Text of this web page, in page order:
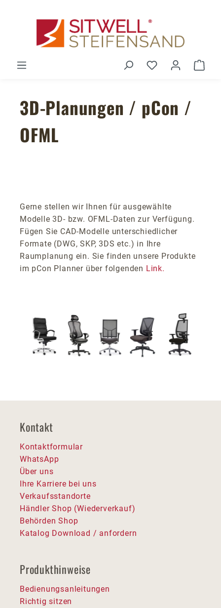
Du hast 0
3D-Planungen / pCon /
OFML
Gerne stellen wir Ihnen für ausgewählte
Modelle 3D- bzw. OFML-Daten zur Verfügung.
Fügen Sie CAD-Modelle unterschiedlicher
Formate (DWG, SKP, 3DS etc.) in Ihre
Raumplanung ein. Sie finden unsere Produkte
im pCon Planner über folgenden Link.
Kontakt
Kontaktformular
WhatsApp
Über uns
Ihre Karriere bei uns
Verkaufsstandorte
Händler Shop (Wiederverkauf)
Behörden Shop
Katalog Download / anfordern
Produkthinweise
Bedienungsanleitungen
Richtig sitzen